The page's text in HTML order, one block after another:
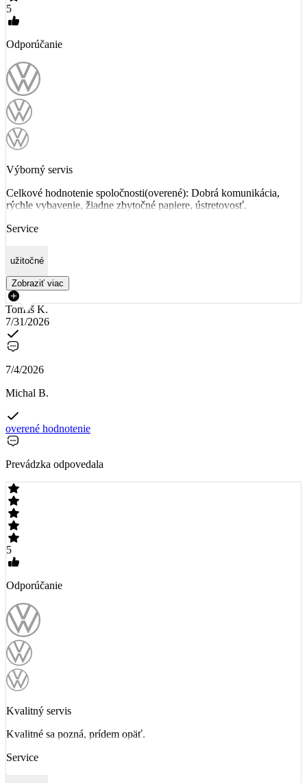
5
Odporúčanie
Výborný servis
Celkové hodnotenie spoločnosti(overené): Dobrá komunikácia,
rýchle vybavenie, žiadne zbytočné papiere, ústretovosť.
Service
užitočné
Zobraziť viac
Tomáš K.
7/31/2026
7/4/2026
Michal B.
overené hodnotenie
Prevádzka odpovedala
5
Odporúčanie
Kvalitný servis
Kvalitné sa pozná, prídem opäť.
Service